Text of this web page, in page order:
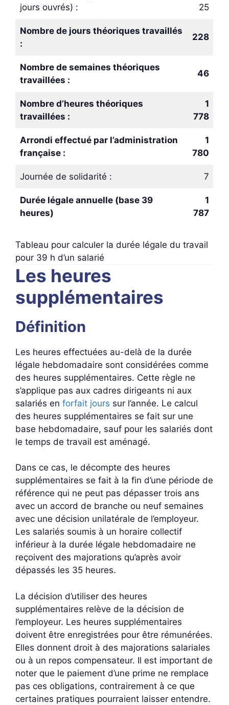
jours ouvrés) :
25
Nombre de jours théoriques travaillés
:
228
Nombre de semaines théoriques
travaillées :
46
Nombre d’heures théoriques
travaillées :
1
778
Arrondi effectué par l’administration
française :
1
780
Journée de solidarité : 7
Durée légale annuelle (base 39
heures)
1
787
Tableau pour calculer la durée légale du travail
pour 39 h d’un salarié
Les heures
supplémentaires
Définition
Les heures effectuées au-delà de la durée
légale hebdomadaire sont considérées comme
des heures supplémentaires. Cette règle ne
s’applique pas aux cadres dirigeants ni aux
salariés en forfait jours sur l’année. Le calcul
des heures supplémentaires se fait sur une
base hebdomadaire, sauf pour les salariés dont
le temps de travail est aménagé.
Dans ce cas, le décompte des heures
supplémentaires se fait à la fin d’une période de
référence qui ne peut pas dépasser trois ans
avec un accord de branche ou neuf semaines
avec une décision unilatérale de l’employeur.
Les salariés soumis à un horaire collectif
inférieur à la durée légale hebdomadaire ne
reçoivent des majorations qu’après avoir
dépassés les 35 heures.
La décision d’utiliser des heures
supplémentaires relève de la décision de
l’employeur. Les heures supplémentaires
doivent être enregistrées pour être rémunérées.
Elles donnent droit à des majorations salariales
ou à un repos compensateur. Il est important de
noter que le paiement d’une prime ne remplace
pas ces obligations, contrairement à ce que
certaines pratiques pourraient laisser entendre.